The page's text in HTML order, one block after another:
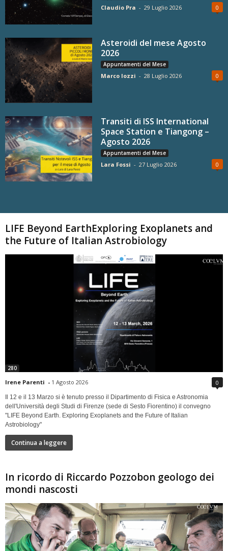
Claudio Pra - 29 Luglio 2026 0
Asteroidi del mese Agosto
2026
Appuntamenti del Mese
Marco Iozzi - 28 Luglio 2026 0
Transiti di ISS International
Space Station e Tiangong –
Agosto 2026
Appuntamenti del Mese
Lara Fossi - 27 Luglio 2026 0
LIFE Beyond EarthExploring Exoplanets and
the Future of Italian Astrobiology
280
Irene Parenti - 1 Agosto 2026 0
Il 12 e il 13 Marzo si è tenuto presso il Dipartimento di Fisica e Astronomia
dell'Università degli Studi di Firenze (sede di Sesto Fiorentino) il convegno
"LIFE Beyond Earth. Exploring Exoplanets and the Future of Italian
Astrobiology"
Continua a leggere
In ricordo di Riccardo Pozzobon geologo dei
mondi nascosti